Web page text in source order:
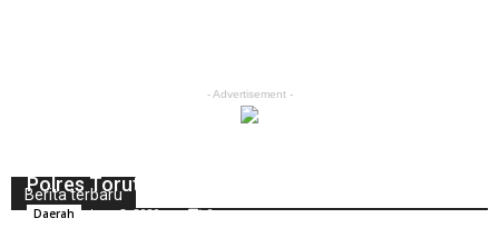
- Advertisement -
Berita terbaru
Polres Torut Amankan Sejumlah Barang Bukti
Daerah June 2, 2020 0